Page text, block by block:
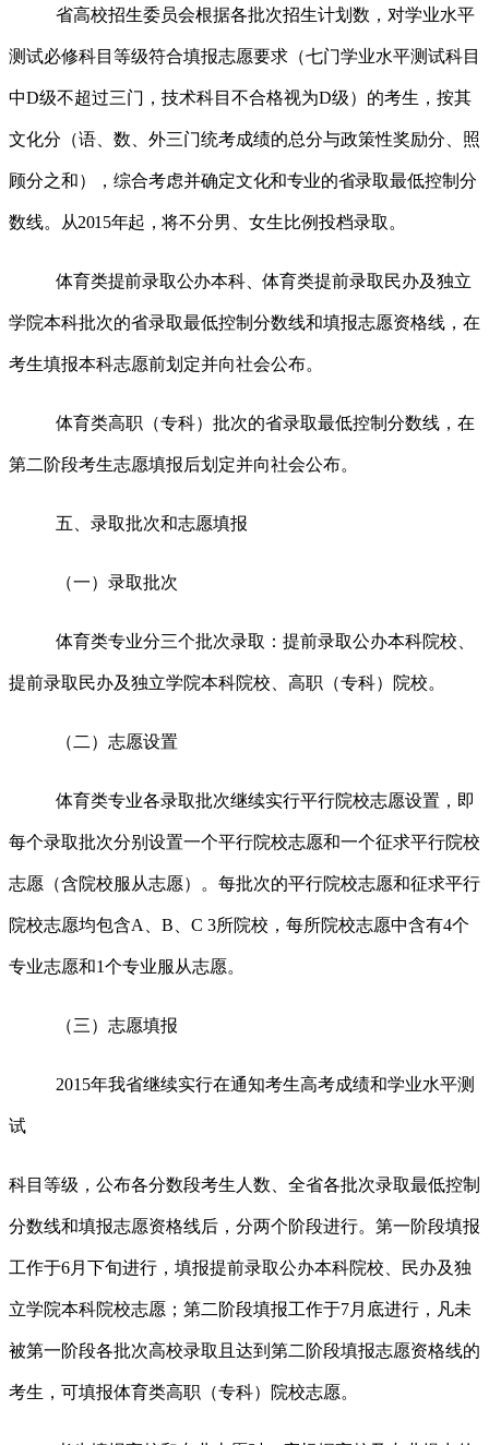
省高校招生委员会根据各批次招生计划数，对学业水平
测试必修科目等级符合填报志愿要求（七门学业水平测试科目
中D级不超过三门，技术科目不合格视为D级）的考生，按其
文化分（语、数、外三门统考成绩的总分与政策性奖励分、照
顾分之和），综合考虑并确定文化和专业的省录取最低控制分
数线。从2015年起，将不分男、女生比例投档录取。
体育类提前录取公办本科、体育类提前录取 民办及独立
学院本科批次的省录取最低控制分数线和填报志愿资格线，在
考生填报本科志愿前划定并向社会公布。
体育类高职（专科）批次的省录取最低控制分数线，在
第二阶段考生志愿填报后划定并向社会公布。
五、录取批次和志愿填报
（一）录取批次
体育类专业分三个批次录取：提前录取公办本科院校、
提前录取民办及独立学院本科院校、高职（专科）院校。
（二）志愿设置
体育类专业各录取批次继续实行平行院校志愿设置，即
每个录取批次分别设置一个平行院校志愿和一个征求平行院校
志愿 （含院校服从志愿） 。每批次的平行院校志愿和征求平行
院校志愿均包含A、 B、 C 3所院校，每所院校志愿中含有4个
专业志愿和1个专业服从志愿。
（三）志愿填报
2015年我省继续实行在通知考生高考成绩和学业水平测
试
科目等级，公布各分数段考生人数、全省各批次录取最低控制
分数线和填报志愿资格线后，分两个阶段进行。第一阶段填报
工作于6月下旬进行，填报提前录取公办本科院校、民办及独
立学院本科院校志愿；第二阶段填报工作于7月底进行，凡未
被第一阶段各批次高校录取且达到第二阶段填报志愿资格线的
考生，可填报体育类高职（专科）院校志愿。